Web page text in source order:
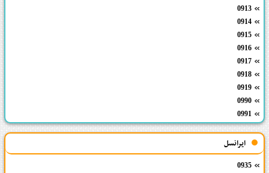
0913
0914
0915
0916
0917
0918
0919
0990
0991
ایرانسل
0935